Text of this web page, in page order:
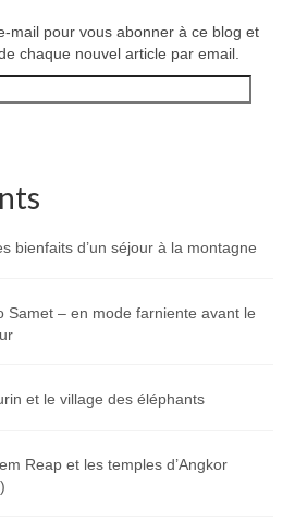
récents
mail pour vous abonner à ce blog et
chaque nouvel article par email.
bienfaits d’un séjour à la montagne
Samet – en mode farniente avant le
et le village des éléphants
Reap et les temples d’Angkor